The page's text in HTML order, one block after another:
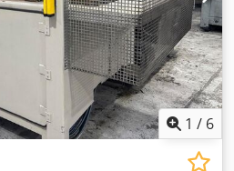
1 / 6